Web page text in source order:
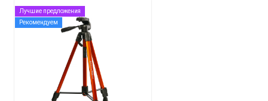
Лучшие предложения
Рекомендуем